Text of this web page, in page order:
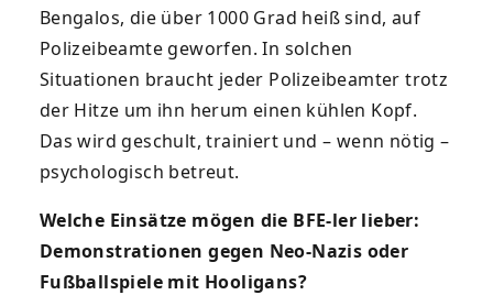
Bengalos, die über 1000 Grad heiß sind, auf
Polizeibeamte geworfen. In solchen
Situationen braucht jeder Polizeibeamter trotz
der Hitze um ihn herum einen kühlen Kopf.
Das wird geschult, trainiert und – wenn nötig –
psychologisch betreut.
Welche Einsätze mögen die BFE-ler lieber:
Demonstrationen gegen Neo-Nazis oder
Fußballspiele mit Hooligans?